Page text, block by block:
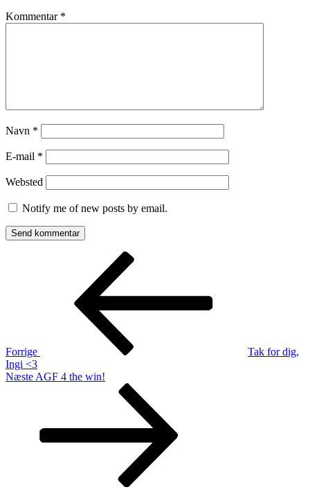
Kommentar *
Navn *
E-mail *
Websted
Notify me of new posts by email.
Indlægsnavigation
Forrige
Tak for dig,
Ingi <3
Næste
Næste AGF 4 the win!